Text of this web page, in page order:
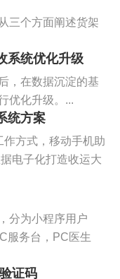
三个方面阐述货架
系统优化升级
，在数据沉淀的基
优化升级。...
统方案
方式，移动手机助
电子化打造收运大
分为小程序用户
服务台，PC医生
证码